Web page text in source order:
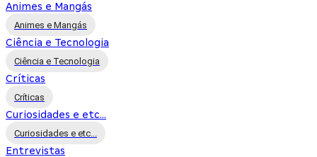
Animes e Mangás
Animes e Mangás
Ciência e Tecnologia
Ciência e Tecnologia
Críticas
Críticas
Curiosidades e etc...
Curiosidades e etc...
Entrevistas